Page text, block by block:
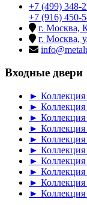
+7 (499) 348-
+7 (916) 450-
г. Москва,
г. Москва,
Входные двери
► Коллекция
► Коллекция
►
►
► Коллекция
► Коллекция
► Коллекция
► Коллекция
► Коллекция
► Коллекция